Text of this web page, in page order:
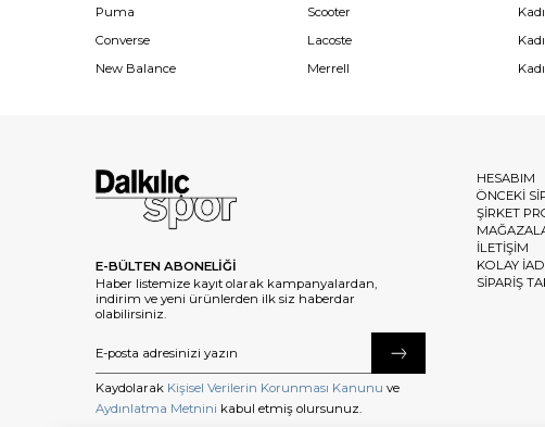
Puma
Converse
New Balance
Scooter
Lacoste
Merrell
E-BÜLTEN ABONELİĞİ
Haber listemize kayıt olarak kampanyalardan,
indirim ve yeni ürünlerden ilk siz haberdar
olabilirsiniz.
Kaydolarak Kişisel Verilerin Korunması Kanunu ve
Aydınlatma Metnini kabul etmiş olursunuz.
HESABIM
ÖNCEKİ
ŞİRKET
İLETİŞİM
KOLAY
SİPARİŞ